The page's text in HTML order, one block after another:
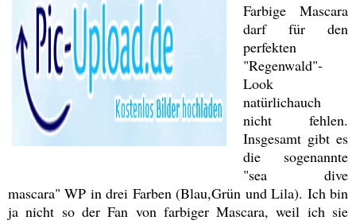
Farbige Mascara
darf für den
perfekten
"Regenwald"-
Look
natürlichauch
nicht fehlen.
Insgesamt gibt es
die sogenannte
"sea dive
mascara" WP in drei Farben (Blau,Grün und Lila). Ich bin
ja nicht so der Fan von farbiger Mascara, weil ich sie